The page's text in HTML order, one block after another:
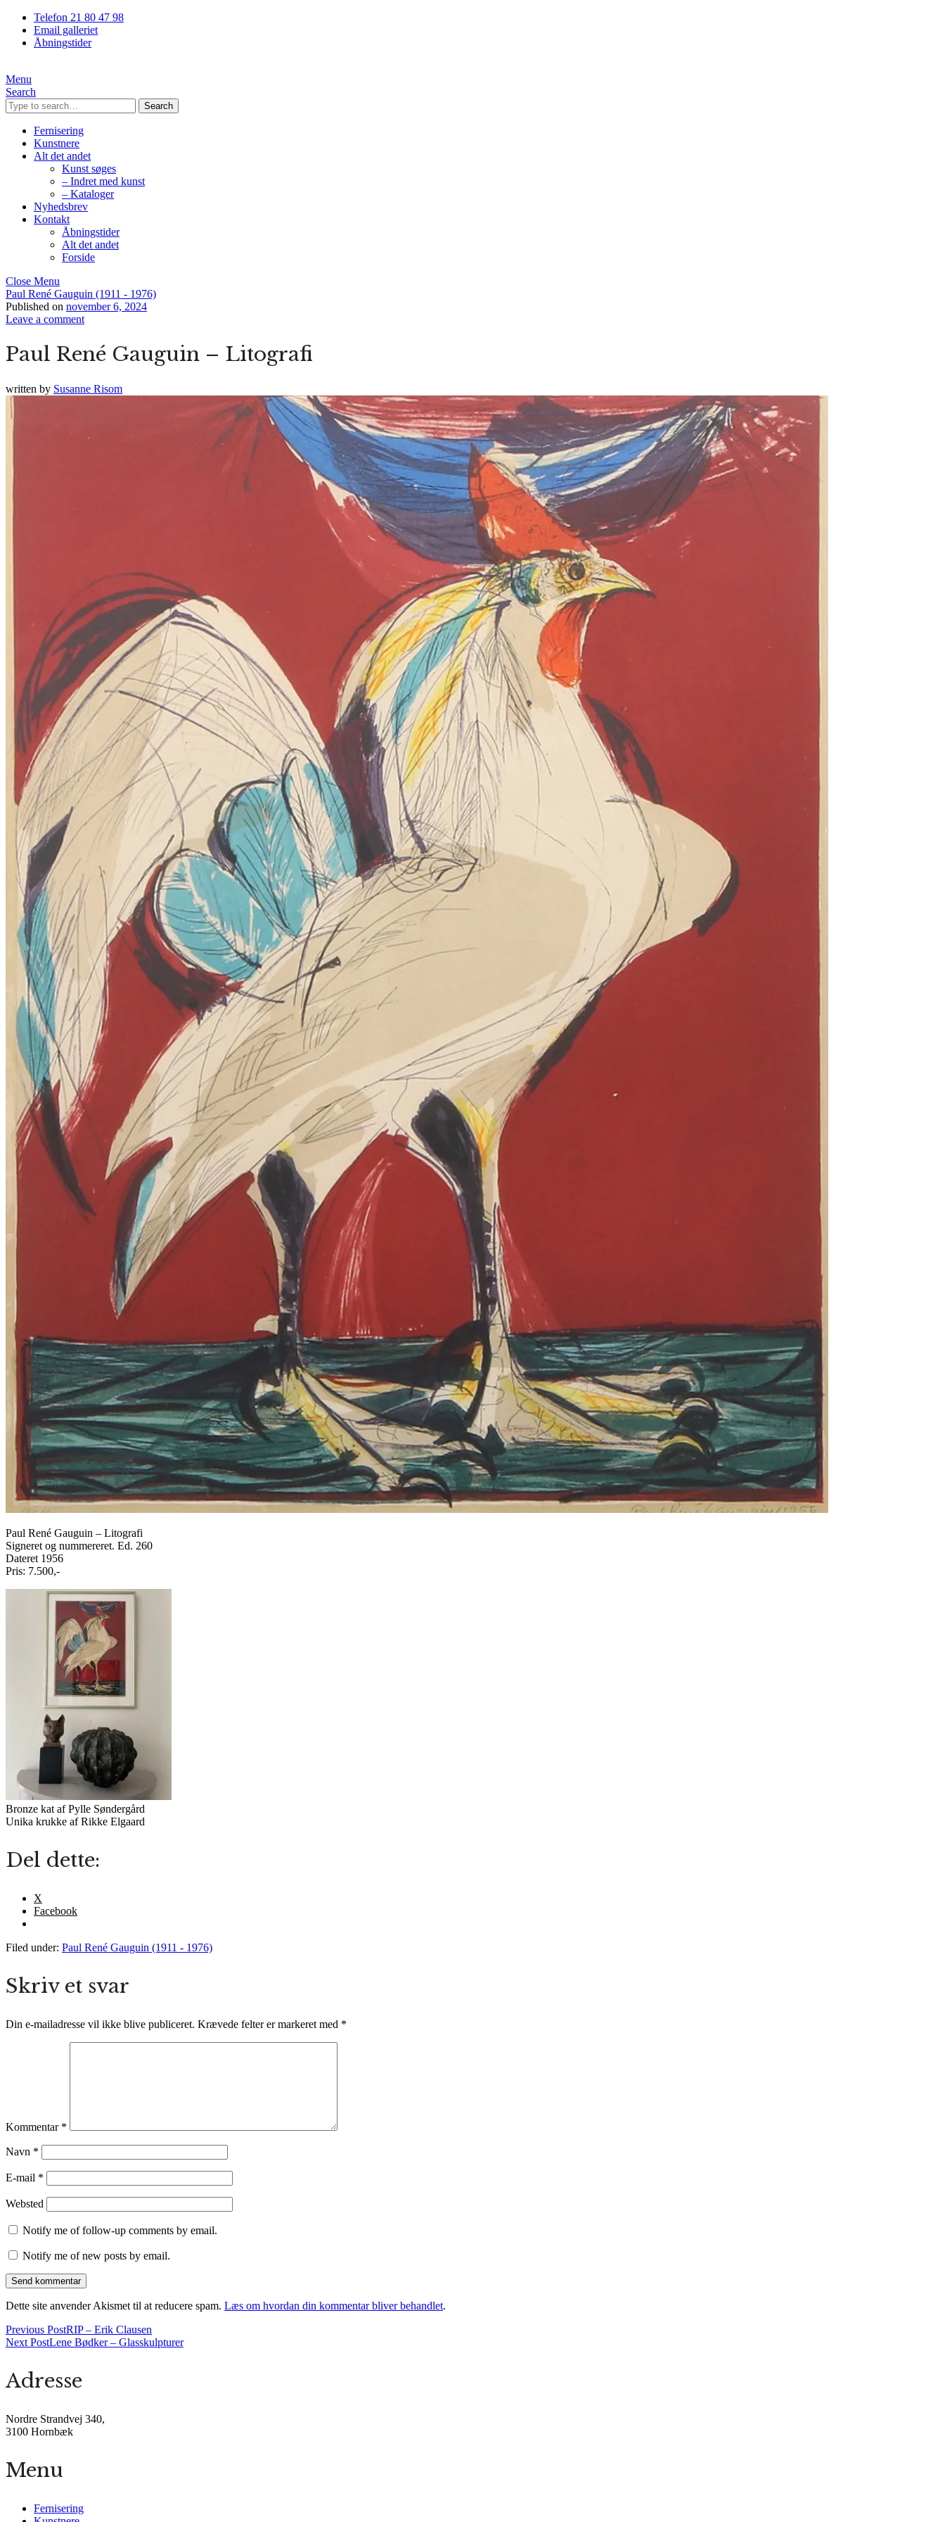
Telefon 21 80 47 98
Email galleriet
Åbningstider
Menu
Search
Search
Fernisering
Kunstnere
Alt det andet
Kunst søges
– Indret med kunst
– Kataloger
Nyhedsbrev
Kontakt
Åbningstider
Alt det andet
Forside
Close Menu
Paul René Gauguin (1911 - 1976)
Published on november 6, 2024
Leave a comment
Paul René Gauguin – Litografi
written by Susanne Risom
Paul René Gauguin – Litografi
Signeret og nummereret. Ed. 260
Dateret 1956
Pris: 7.500,-
Bronze kat af Pylle Søndergård
Unika krukke af Rikke Elgaard
Del dette:
X
Facebook
Filed under: Paul René Gauguin (1911 - 1976)
Skriv et svar
Din e-mailadresse vil ikke blive publiceret. Krævede felter er markeret med *
Kommentar *
Navn *
E-mail *
Websted
Notify me of follow-up comments by email.
Notify me of new posts by email.
Dette site anvender Akismet til at reducere spam. Læs om hvordan din kommentar bliver behandlet.
Previous PostRIP – Erik Clausen
Next PostLene Bødker – Glasskulpturer
Adresse
Nordre Strandvej 340,
3100 Hornbæk
Menu
Fernisering